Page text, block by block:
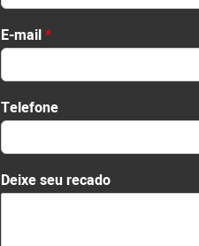
First
E
-
a
i
l
o
e
E-mail*
Telefone
Deixe seu recado